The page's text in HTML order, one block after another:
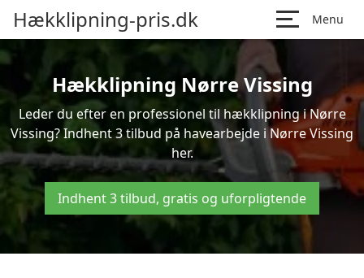
Hækklipning-pris.dk Menu
Hækklipning Nørre Vissing
Leder du efter en professionel til hækklipning i Nørre
Vissing? Indhent 3 tilbud på havearbejde i Nørre Vissing
her.
Indhent 3 tilbud, gratis og uforpligtende